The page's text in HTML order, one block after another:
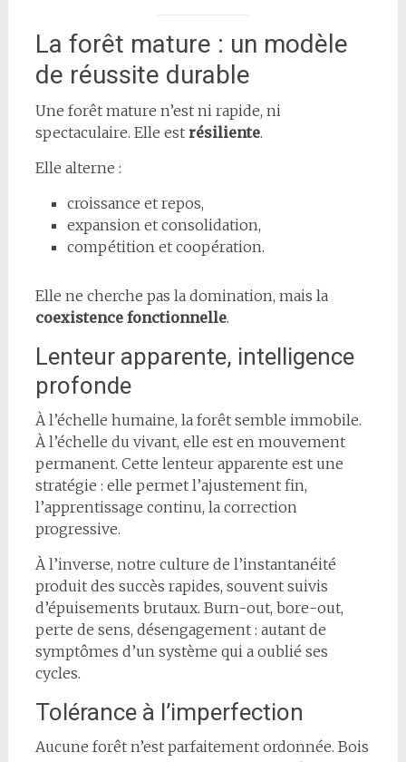
La forêt mature : un modèle
de réussite durable
Une forêt mature n’est ni rapide, ni
spectaculaire. Elle est résiliente.
Elle alterne :
croissance et repos,
expansion et consolidation,
compétition et coopération.
Elle ne cherche pas la domination, mais la
coexistence fonctionnelle.
Lenteur apparente, intelligence
profonde
À l’échelle humaine, la forêt semble immobile.
À l’échelle du vivant, elle est en mouvement
permanent. Cette lenteur apparente est une
stratégie : elle permet l’ajustement fin,
l’apprentissage continu, la correction
progressive.
À l’inverse, notre culture de l’instantanéité
produit des succès rapides, souvent suivis
d’épuisements brutaux. Burn-out, bore-out,
perte de sens, désengagement : autant de
symptômes d’un système qui a oublié ses
cycles.
Tolérance à l’imperfection
Aucune forêt n’est parfaitement ordonnée. Bois